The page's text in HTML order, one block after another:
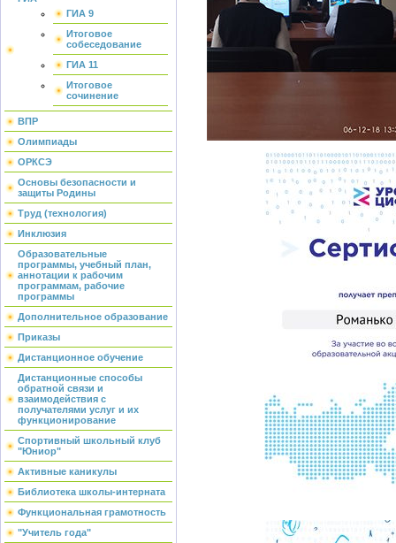
ГИА 9
Итоговое
собеседование
ГИА 11
Итоговое
сочинение
ВПР
Олимпиады
ОРКСЭ
Основы безопасности и
защиты Родины
Труд (технология)
Инклюзия
Образовательные
программы, учебный план,
аннотации к рабочим
программам, рабочие
программы
Дополнительное образование
Приказы
Дистанционное обучение
Дистанционные способы
обратной связи и
взаимодействия с
получателями услуг и их
функционирование
Спортивный школьный клуб
"Юниор"
Активные каникулы
Библиотека школы-интерната
Функциональная грамотность
"Учитель года"